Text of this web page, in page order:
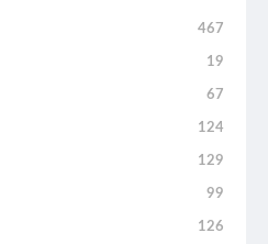
467
19
67
124
129
99
126